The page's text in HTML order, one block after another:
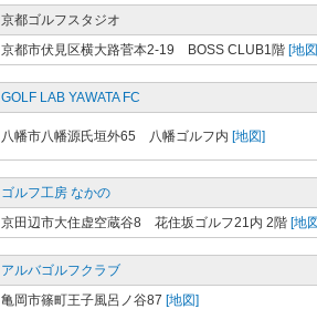
京都ゴルフスタジオ
京都市伏見区横大路菅本2-19 BOSS CLUB1階 [地
GOLF LAB YAWATA FC
八幡市八幡源氏垣外65 八幡ゴルフ内 [地図]
ゴルフ工房 なかの
京田辺市大住虚空蔵谷8 花住坂ゴルフ21内 2階 [地
アルバゴルフクラブ
亀岡市篠町王子風呂ノ谷87 [地図]